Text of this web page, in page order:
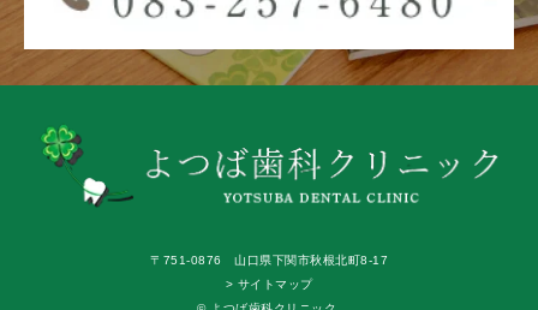
〒751-0876 山口県下関市秋根北町8-17
> サイトマップ